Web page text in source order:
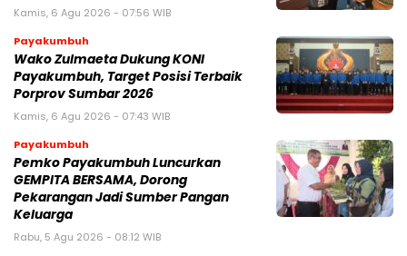
Kamis, 6 Agu 2026 - 07:56 WIB
Payakumbuh
Wako Zulmaeta Dukung KONI
Payakumbuh, Target Posisi Terbaik
Porprov Sumbar 2026
Kamis, 6 Agu 2026 - 07:43 WIB
Payakumbuh
Pemko Payakumbuh Luncurkan
GEMPITA BERSAMA, Dorong
Pekarangan Jadi Sumber Pangan
Keluarga
Rabu, 5 Agu 2026 - 08:12 WIB